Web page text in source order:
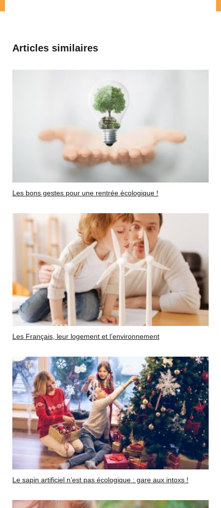
Articles similaires
Les bons gestes pour une rentrée écologique !
Les Français, leur logement et l’environnement
Le sapin artificiel n’est pas écologique : gare aux intoxs !